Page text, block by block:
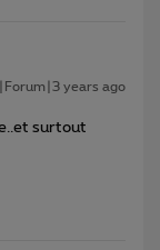
years ago
surtout